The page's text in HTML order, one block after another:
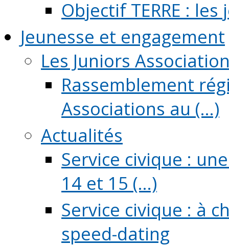
Objectif TERRE :
Jeunesse et engagement
Les Juniors
Rassemblement
Associations au (...)
Actualités
Service civique :
14 et 15 (...)
Service civique : à
speed-dating